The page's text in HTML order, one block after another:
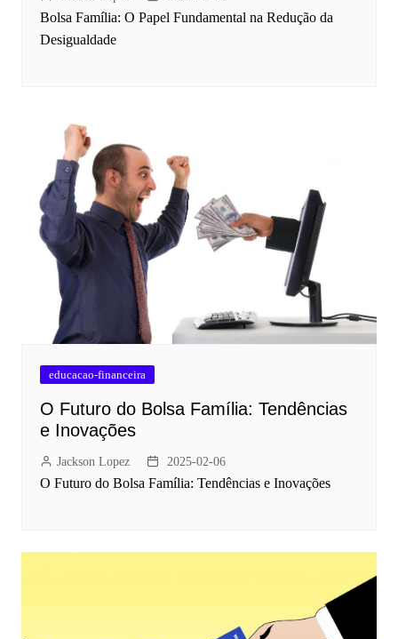
Bolsa Família: O Papel Fundamental na Redução da
Desigualdade
educacao-financeira
O Futuro do Bolsa Família: Tendências
e Inovações
Jackson Lopez 2025-02-06
O Futuro do Bolsa Família: Tendências e Inovações